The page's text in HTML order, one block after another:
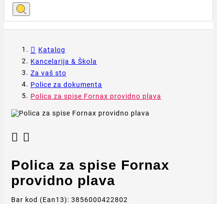
Katalog
Kancelarija & Škola
Za vaš sto
Police za dokumenta
Polica za spise Fornax providno plava
 
Polica za spise Fornax
providno plava
Bar kod (Ean13): 3856000422802